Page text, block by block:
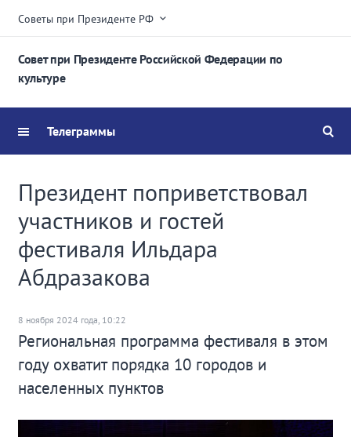
Советы при Президенте РФ
Совет при Президенте Российской Федерации по
культуре
Телеграммы
Президент поприветствовал
участников и гостей
фестиваля Ильдара
Абдразакова
8 ноября 2024 года, 10:22
Региональная программа фестиваля в этом
году охватит порядка 10 городов и
населенных пунктов